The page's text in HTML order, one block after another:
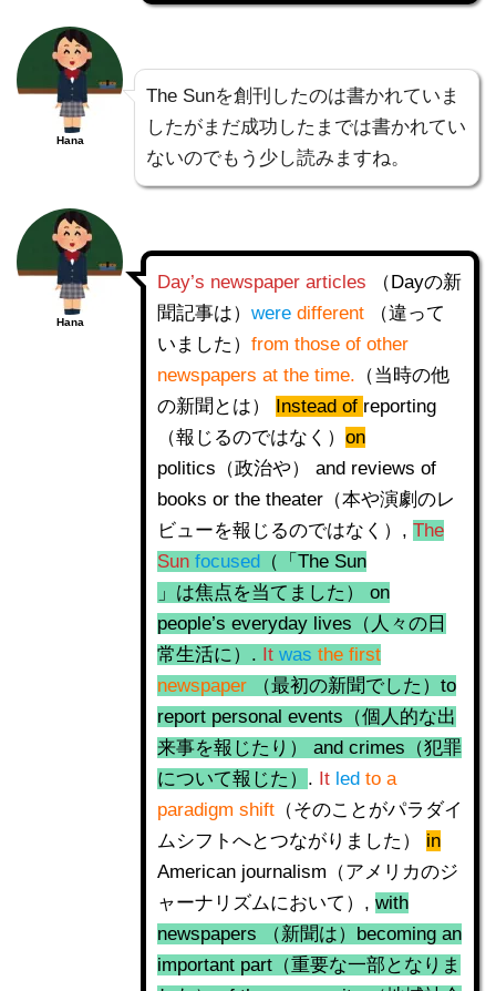
Hana
The Sunを創刊したのは書かれていま
したがまだ成功したまでは書かれてい
ないのでもう少し読みますね。
Hana
Day’s newspaper articles （Dayの新
聞記事は） were different
（違って
いました） from those of other
newspapers at the time. （当時の他
の新聞とは） Instead of reporting
（報じるのではなく） on
politics（政治や） and reviews of
books or the theater（本や演劇のレ
ビューを報じるのではなく）, The
Sun focused （「The Sun
」は焦点を当てました） on
people’s everyday lives（人々の日
常生活に）. It was the first
newspaper
（最初の新聞でした）to
report personal events（個人的な出
来事を報じたり） and crimes（犯罪
について報じた） . It led to a
paradigm shift （そのことがパラダイ
ムシフトへとつながりました） in
American journalism（アメリカのジ
ャーナリズムにおいて）, with
newspapers （新聞は）becoming an
important part（重要な一部となりま